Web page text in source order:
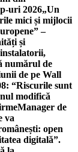
uri 2026„Un
mici și mijlocii
–
și
numărul de
de pe Wall
“Riscurile sunt
modifică
Manager de
va
open
digitală”.